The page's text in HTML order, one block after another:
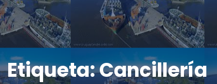
Etiqueta:Cancillería